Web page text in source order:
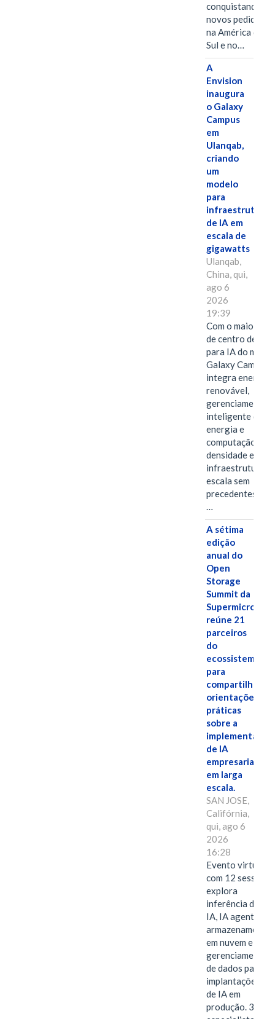
conquistando
novos pedidos
na América do
Sul e no…
A
Envision
inaugura
o Galaxy
Campus
em
Ulanqab,
criando
um
modelo
para
infraestrutura
de IA em
escala de
gigawatts
Ulanqab,
China, qui,
ago 6
2026
19:39
Com o maior
de centro de
para IA do
Galaxy Campus
integra energia
renovável,
gerenciamento
inteligente de
energia e
computação de
densidade em
infraestrutura
escala sem
…
A sétima
edição
anual do
Open
Storage
Summit da
Supermicro
reúne 21
parceiros
do
ecossistema
para
compartilhar
orientações
práticas
sobre a
implementação
de IA
empresarial
em larga
escala.
SAN JOSE,
Califórnia,
qui, ago 6
2026
16:28
Evento virtual
com 12 sessões
explora
inferência de
IA, IA agentiva,
armazenamento
em nuvem e
gerenciamento
de dados para
implantações
de IA em
produção. 38